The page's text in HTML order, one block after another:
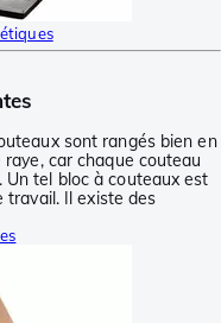
sont rangés bien en
car chaque couteau
tel bloc à couteaux est
travail. Il existe des